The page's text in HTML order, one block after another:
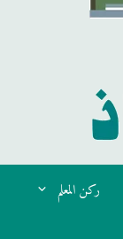
ركن المعلم